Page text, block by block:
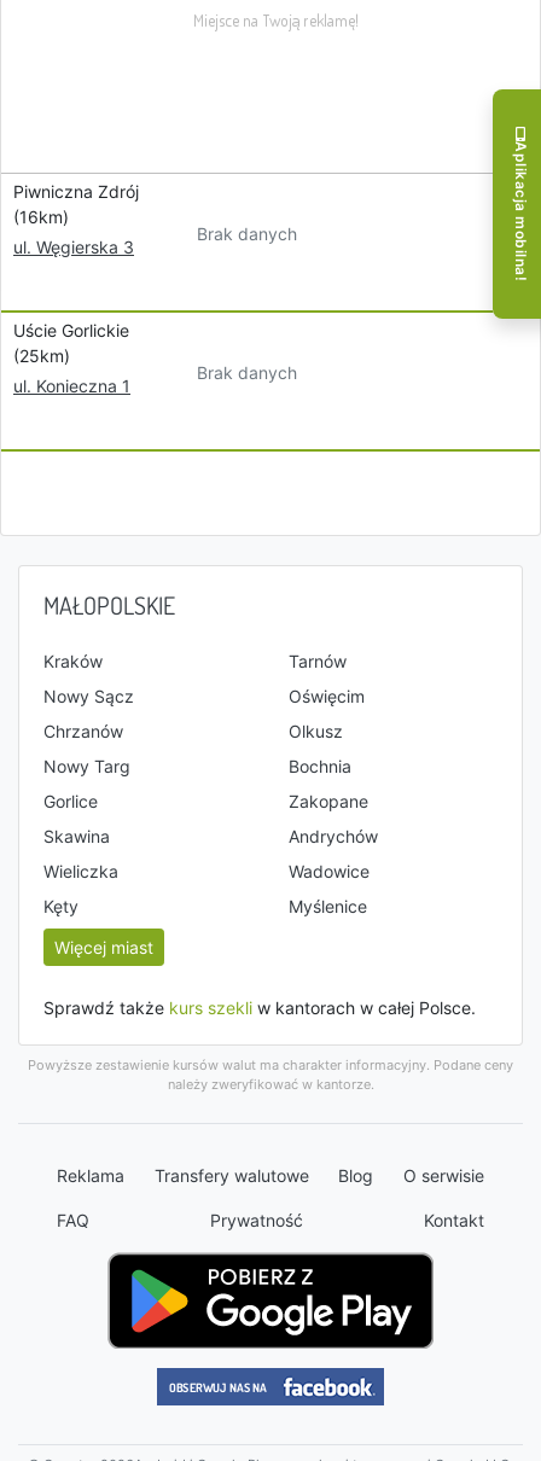
Piwniczna Zdrój
(16km)
ul. Węgierska 3
Brak danych
Uście Gorlickie
(25km)
ul. Konieczna 1
Brak danych
MAŁOPOLSKIE
Kraków
Tarnów
Nowy Sącz
Oświęcim
Chrzanów
Olkusz
Nowy Targ
Bochnia
Gorlice
Zakopane
Skawina
Andrychów
Wieliczka
Wadowice
Kęty
Myślenice
Więcej miast
Sprawdź także kurs szekli w kantorach w całej Polsce.
Powyższe zestawienie kursów walut ma charakter informacyjny. Podane ceny
należy zweryfikować w kantorze.
Reklama Transfery walutowe Blog O serwisie
FAQ Prywatność Kontakt
Aplikacja mobilna!